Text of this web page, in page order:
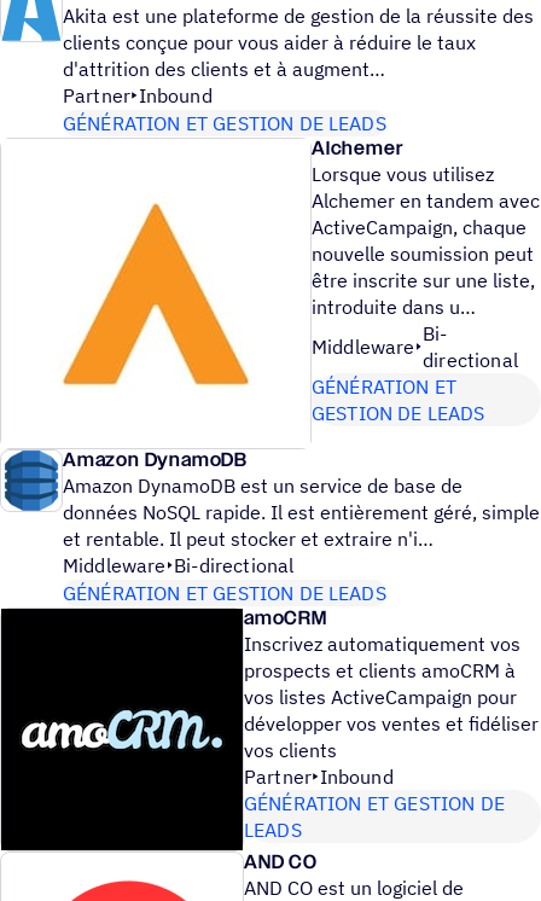
Akita est une plateforme de gestion de la réussite des
clients conçue pour vous aider à réduire le taux
d'attrition des clients et à augment
Partner Inbound
GÉNÉRATION ET GESTION DE LEADS
Alchemer
Lorsque vous utilisez
Alchemer en tandem avec
ActiveCampaign, chaque
nouvelle soumission peut
être inscrite sur une liste,
introduite dans u
Middleware
Bi-
directional
GÉNÉRATION ET
GESTION DE LEADS
Amazon DynamoDB
Amazon DynamoDB est un service de base de
données NoSQL rapide. Il est entièrement géré, simple
et rentable. Il peut stocker et extraire n'i
Middleware Bi-directional
GÉNÉRATION ET GESTION DE LEADS
amoCRM
Inscrivez automatiquement vos
prospects et clients amoCRM à
vos listes ActiveCampaign pour
développer vos ventes et fidéliser
vos clients
Partner Inbound
GÉNÉRATION ET GESTION DE
LEADS
AND CO
AND CO est un logiciel de